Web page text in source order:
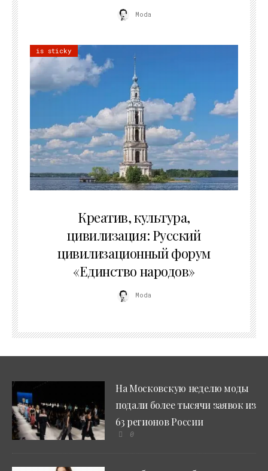
Moda
is sticky
Креатив, культура,
цивилизация: Русский
цивилизационный форум
«Единство народов»
Moda
На Московскую неделю моды
подали более тысячи заявок из
63 регионов России
0